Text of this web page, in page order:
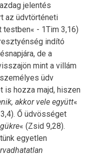
jelentés
az üdvtörténeti
- 1Tim 3,16)
indító
de a
mint a villám
üdv
is hozza majd, hiszen
akkor vele együtt«
Ő üdvösséget
« (Zsid 9,28).
egyetlen